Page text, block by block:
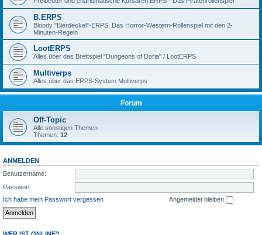
B.ERPS
Bloody "Bierdeckel"-ERPS. Das Horror-Western-Rollenspiel mit den 2-
Minuten-Regeln
LootERPS
Alles über das Brettspiel "Dungeons of Doria" / LootERPS
Multiverps
Alles über das ERPS-System Multiverps
Forum
Off-Topic
Alle sonstigen Themen
Themen: 12
ANMELDEN
Benutzername:
Passwort:
Ich habe mein Passwort vergessen
Angemeldet bleiben